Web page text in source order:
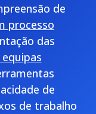
de
processo
das
de
de trabalho